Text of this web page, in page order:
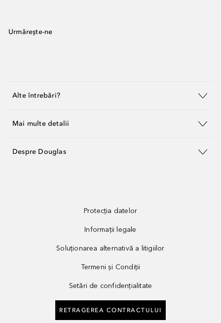
Urmărește-ne
Alte întrebări?
Mai multe detalii
Despre Douglas
Protecția datelor
Informații legale
Soluționarea alternativă a litigiilor
Termeni și Condiții
Setări de confidențialitate
RETRAGEREA CONTRACTULUI